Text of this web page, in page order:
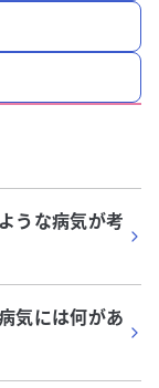
うな病気が考
気には何があ